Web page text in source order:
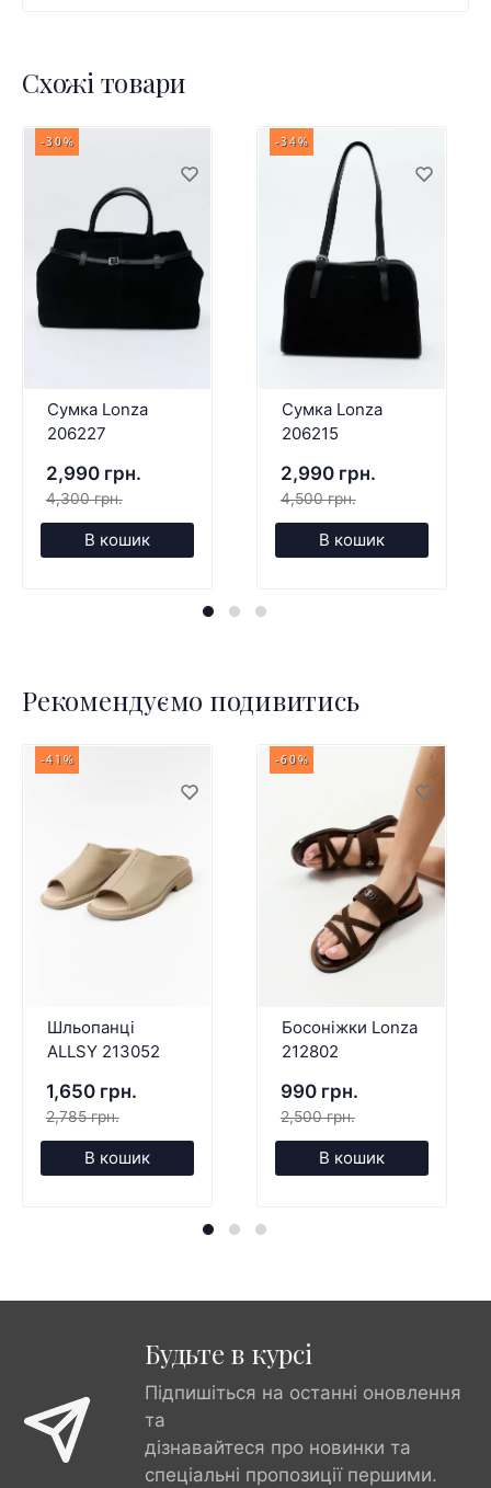
Схожі товари
-30%
Сумка Lonza
206227
2,990 грн.
4,300 грн.
В кошик
-34%
Сумка Lonza
206215
2,990 грн.
4,500 грн.
В кошик
Рекомендуємо подивитись
-41%
Шльопанці
ALLSY 213052
1,650 грн.
2,785 грн.
В кошик
-60%
Босоніжки Lonza
212802
990 грн.
2,500 грн.
В кошик
Будьте в курсі
Підпишіться на останні оновлення
та
дізнавайтеся про новинки та
спеціальні пропозиції першими.